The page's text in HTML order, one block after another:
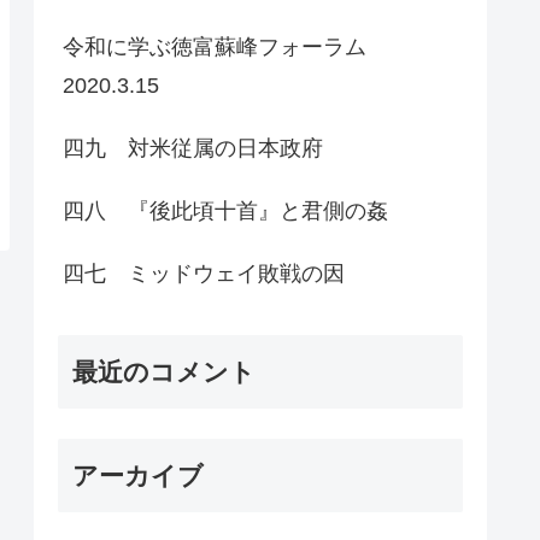
令和に学ぶ徳富蘇峰フォーラム
2020.3.15
四九 対米従属の日本政府
四八 『後此頃十首』と君側の姦
四七 ミッドウェイ敗戦の因
最近のコメント
アーカイブ